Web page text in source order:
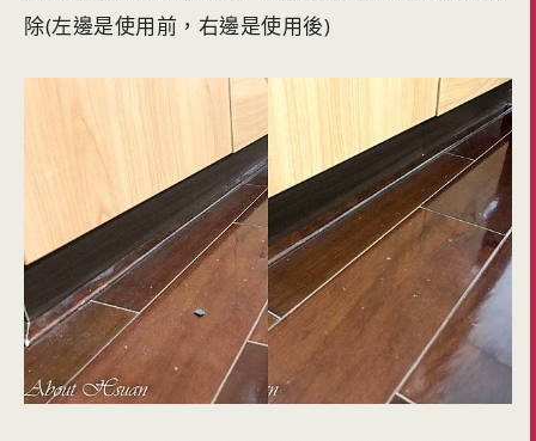
除(左邊是使用前，右邊是使用後)